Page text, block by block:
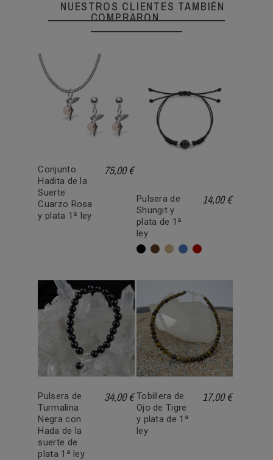
NUESTROS CLIENTES TAMBIÉN
COMPRARON...
Conjunto
Hadita de la
Suerte
Cuarzo Rosa
y plata 1ª ley
75,00 €
Pulsera de
Shungit y
plata de 1ª
ley
14,00 €
NegroMarrón
BeigeAzulRojo
Pulsera de
Turmalina
Negra con
Hada de la
suerte de
plata 1ª ley
34,00 € Tobillera de
Ojo de Tigre
y plata de 1ª
ley
17,00 €